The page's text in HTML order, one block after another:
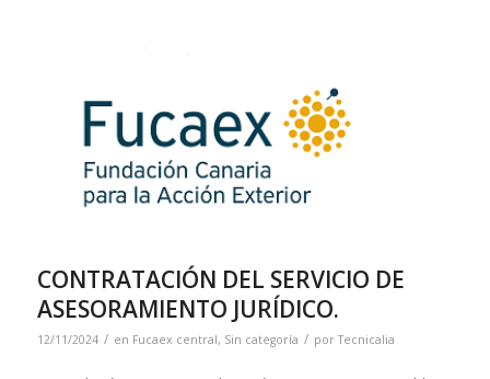
CONTRATACIÓN DEL SERVICIO DE
ASESORAMIENTO JURÍDICO.
12/11/2024 / en Fucaex central, Sin categoría / porTecnicalia